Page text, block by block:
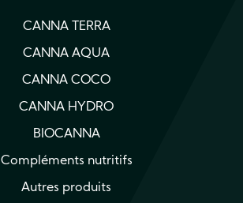
CANNA TERRA
CANNA AQUA
CANNA COCO
CANNA HYDRO
BIOCANNA
Compléments nutritifs
Autres produits